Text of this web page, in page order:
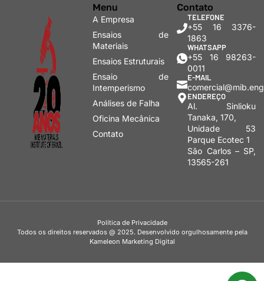
Menu
A Empresa
Ensaios de
Materiais
Ensaios Estruturais
Ensaio de
Intemperismo
Análises de Falha
Oficina Mecânica
Contato
Contato
TELEFONE
+55 16 3376-
1863
WHATSAPP
+55 16 98263-
0011
E-MAIL
ENDEREÇO
Al. Sinlioku
Tanaka, 170,
Unidade 53
Parque Ecotec 1
São Carlos – SP,
13565-261
Política de Privacidade
Todos os direitos reservados @ 2025. Desenvolvido orgulhosamente pela
Kameleon Marketing Digital